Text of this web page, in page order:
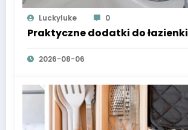
Luckyluke 0
Praktyczne dodatki do łazienki
2026-08-06